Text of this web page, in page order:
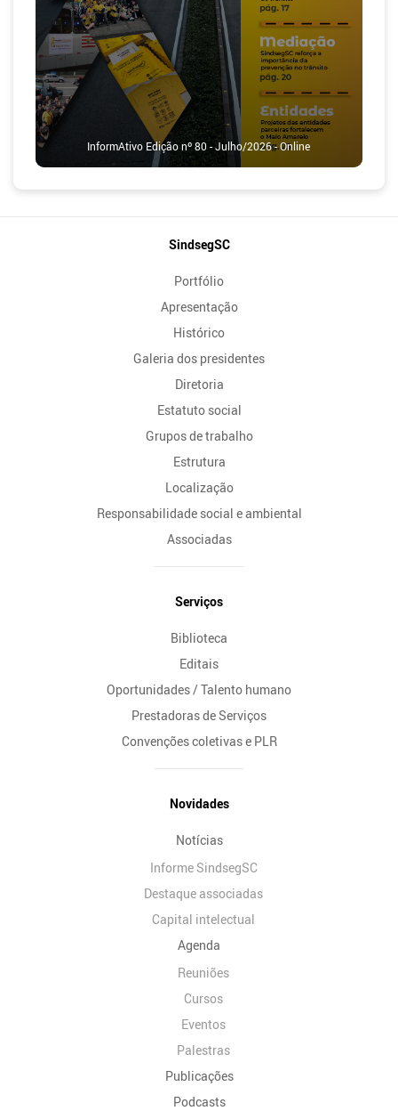
InformAtivo Edição nº 80 - Julho/2026 - Online
SindsegSC
Portfólio
Apresentação
Histórico
Galeria dos presidentes
Diretoria
Estatuto social
Grupos de trabalho
Estrutura
Localização
Responsabilidade social e ambiental
Associadas
Serviços
Biblioteca
Editais
Oportunidades / Talento humano
Prestadoras de Serviços
Convenções coletivas e PLR
Novidades
Notícias
Informe SindsegSC
Destaque associadas
Capital intelectual
Agenda
Reuniões
Cursos
Eventos
Palestras
Publicações
Podcasts